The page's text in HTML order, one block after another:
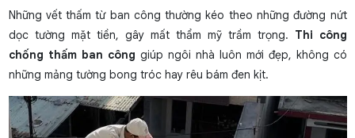
Những vết thấm từ ban công thường kéo theo những đường nứt
dọc tường mặt tiền, gây mất thẩm mỹ trầm trọng. Thi công
chống thấm ban công giúp ngôi nhà luôn mới đẹp, không có
những mảng tường bong tróc hay rêu bám đen kịt.